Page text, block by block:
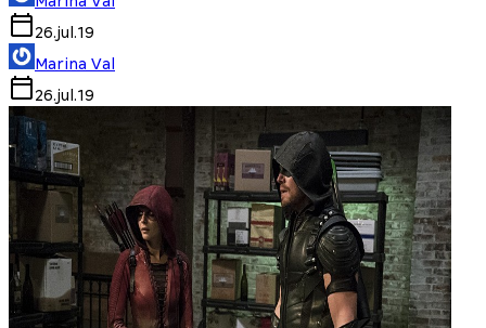
26.jul.19
Marina Val
26.jul.19